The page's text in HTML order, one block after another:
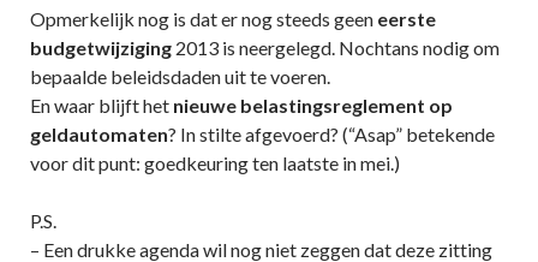
Opmerkelijk nog is dat er nog steeds geen eerste
budgetwijziging 2013 is neergelegd. Nochtans nodig om
bepaalde beleidsdaden uit te voeren.
En waar blijft het nieuwe belastingsreglement op
geldautomaten? In stilte afgevoerd? (“Asap” betekende
voor dit punt: goedkeuring ten laatste in mei.)
P.S.
– Een drukke agenda wil nog niet zeggen dat deze zitting